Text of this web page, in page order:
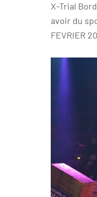
X-Trial
avoir du
FEVRIER